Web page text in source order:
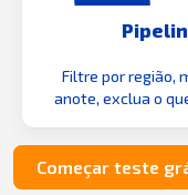
Filtre por região,
anote, exclua o
Começar teste